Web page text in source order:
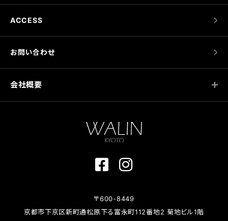
ACCESS
お問い合わせ
会社概要
〒600-8449
京都市下京区新町通松原下る富永町112番地2 菊地ビル1階